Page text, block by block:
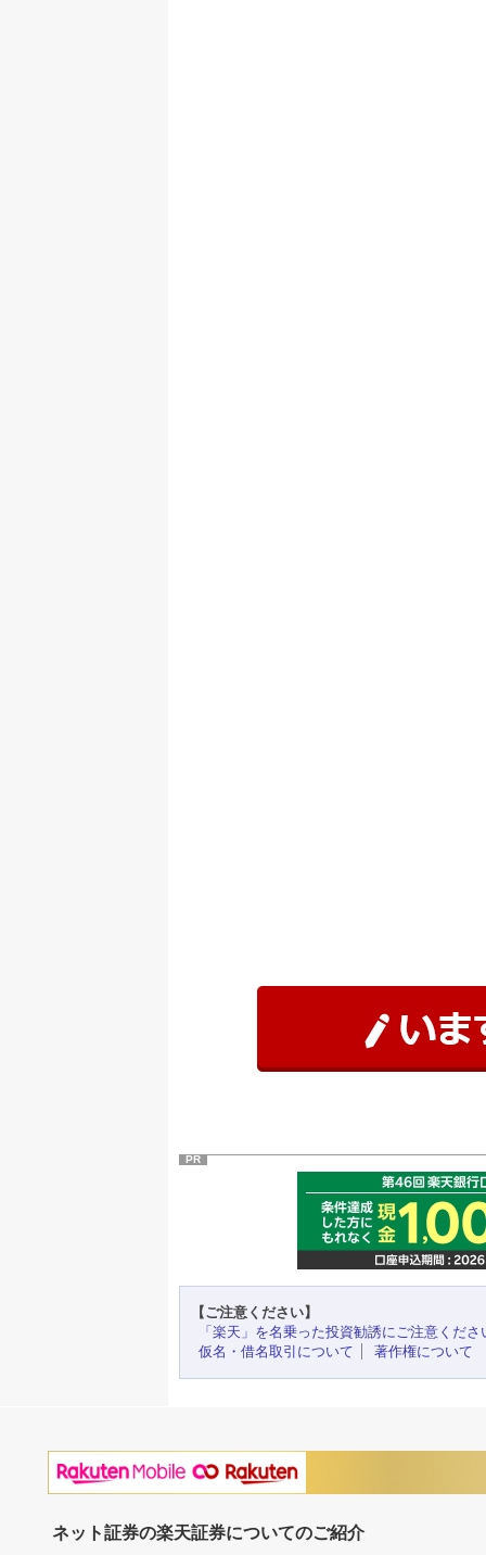
PR
【ご注意ください】
「楽天」を名乗った投資勧誘にご注意くださ
仮名・借名取引について
著作権について
ネット証券の楽天証券についてのご紹介